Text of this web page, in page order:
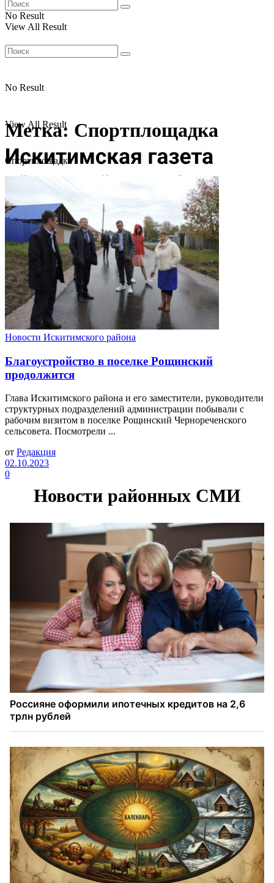
No Result
View All Result
No Result
View All Result
Метка: Cпортплощадка
Cпортплощадка
Новости Искитимского района
Благоустройство в поселке Рощинский
продолжится
Глава Искитимского района и его заместители, руководители
структурных подразделений администрации побывали с
рабочим визитом в поселке Рощинский Чернореченского
сельсовета. Посмотрели ...
от Редакция
02.10.2023
0